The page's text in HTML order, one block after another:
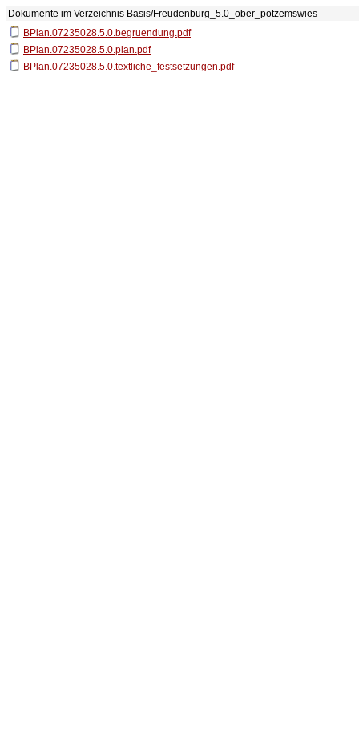
Dokumente im Verzeichnis Basis/Freudenburg_5.0_ober_potzemswies
BPlan.07235028.5.0.begruendung.pdf
BPlan.07235028.5.0.plan.pdf
BPlan.07235028.5.0.textliche_festsetzungen.pdf